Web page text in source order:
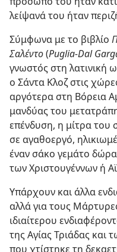
λείψανά του ήταν
Σύμφωνα με το βιβλίο
Σαλέντο(Puglia-Dal
γνωστός στη λατινική
ο Σάντα Κλοζ στις
αργότερα στη Βόρεια
μανδύας του
επένδυση, η μίτρα του
σε αγαθοεργό,
έναν σάκο γεμάτο
των Χριστουγέννων ή
Υπάρχουν και άλλα
αλλά για τους
ιδιαίτερου
της Αγίας Τριάδας και
που χτίστηκε τη